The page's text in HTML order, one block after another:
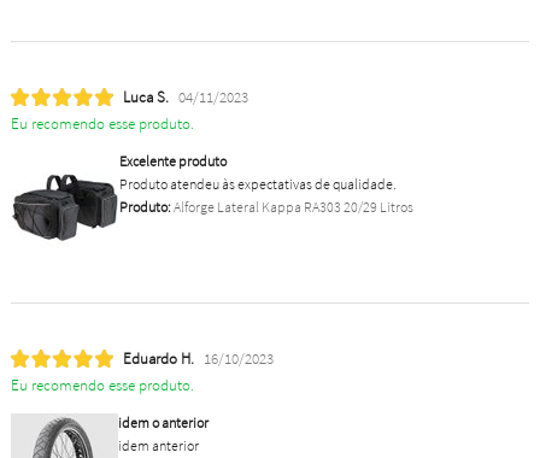
Luca S. 04/11/2023
Eu recomendo esse produto.
Excelente produto
Produto atendeu às expectativas de qualidade.
Produto:Alforge Lateral Kappa RA303 20/29 Litros
Eduardo H. 16/10/2023
Eu recomendo esse produto.
idem o anterior
idem anterior